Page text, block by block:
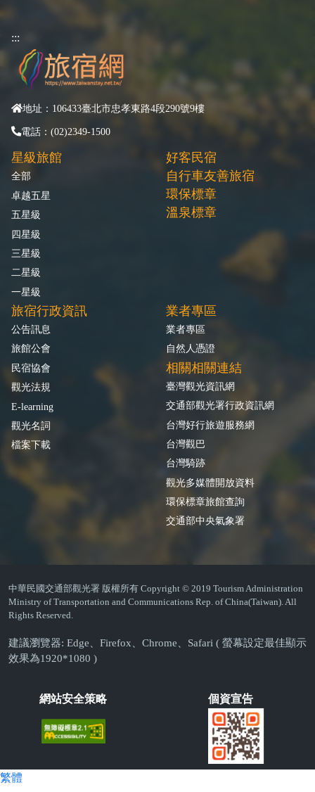
:::
地址：106433臺北市忠孝東路4段290號9樓
電話：(02)2349-1500
星級旅館
全部
卓越五星
五星級
四星級
三星級
二星級
一星級
好客民宿
自行車友善旅宿
環保標章
溫泉標章
旅宿行政資訊
公告訊息
旅館公會
民宿協會
觀光法規
E-learning
觀光名詞
檔案下載
業者專區
業者專區
自然人憑證
相關相關連結
臺灣觀光資訊網
交通部觀光署行政資訊網
台灣好行旅遊服務網
台灣觀巴
台灣騎跡
觀光多媒體開放資料
環保標章旅館查詢
交通部中央氣象署
中華民國交通部觀光署 版權所有 Copyright © 2019 Tourism Administration
Ministry of Transportation and Communications Rep. of China(Taiwan). All
Rights Reserved.
建議瀏覽器: Edge、Firefox、Chrome、Safari ( 螢幕設定最佳顯示
效果為1920*1080 )
網站安全策略 個資宣告
繁體